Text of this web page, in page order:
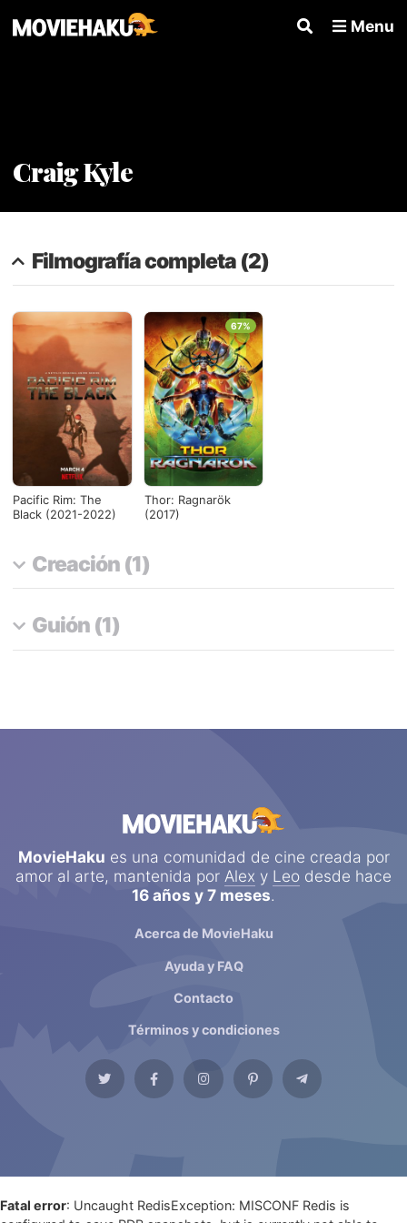
Menu
Craig Kyle
Filmografía completa (2)
Pacific Rim: The
Black (2021-2022)
Thor: Ragnarök
(2017)
67%
Creación (1)
Guión (1)
MovieHaku es una comunidad de cine creada por
amor al arte, mantenida por Alex y Leo desde hace
16 años y 7 meses.
Acerca de MovieHaku
Ayuda y FAQ
Contacto
Términos y condiciones
Fatal error: Uncaught RedisException: MISCONF Redis is